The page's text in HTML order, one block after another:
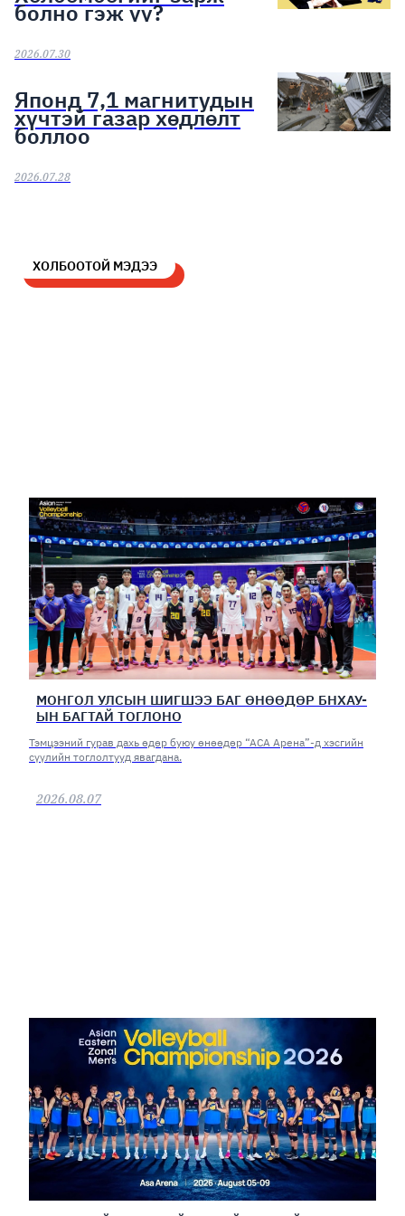
болно гэж үү?
2026.07.30
Японд 7,1 магнитудын
хүчтэй газар хөдлөлт
боллоо
2026.07.28
ХОЛБООТОЙ МЭДЭЭ
МОНГОЛ УЛСЫН ШИГШЭЭ БАГ ӨНӨӨДӨР БНХАУ-
ЫН БАГТАЙ ТОГЛОНО
Тэмцээний гурав дахь өдөр буюу өнөөдөр “АСА Арена”-д хэсгийн
сүүлийн тоглолтууд явагдана.
2026.08.07